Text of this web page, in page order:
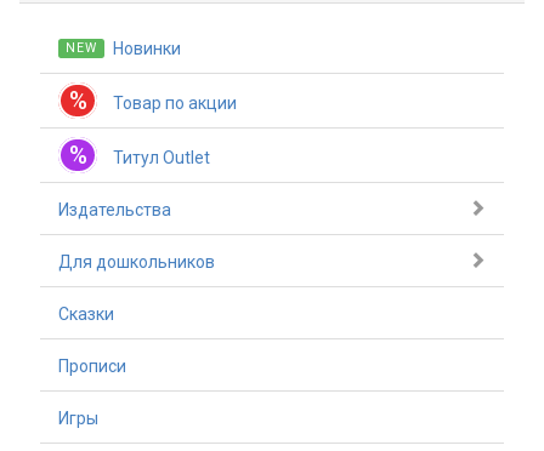
NEW Новинки
% Товар по акции
% Титул Outlet
Издательства
Для дошкольников
Сказки
Прописи
Игры